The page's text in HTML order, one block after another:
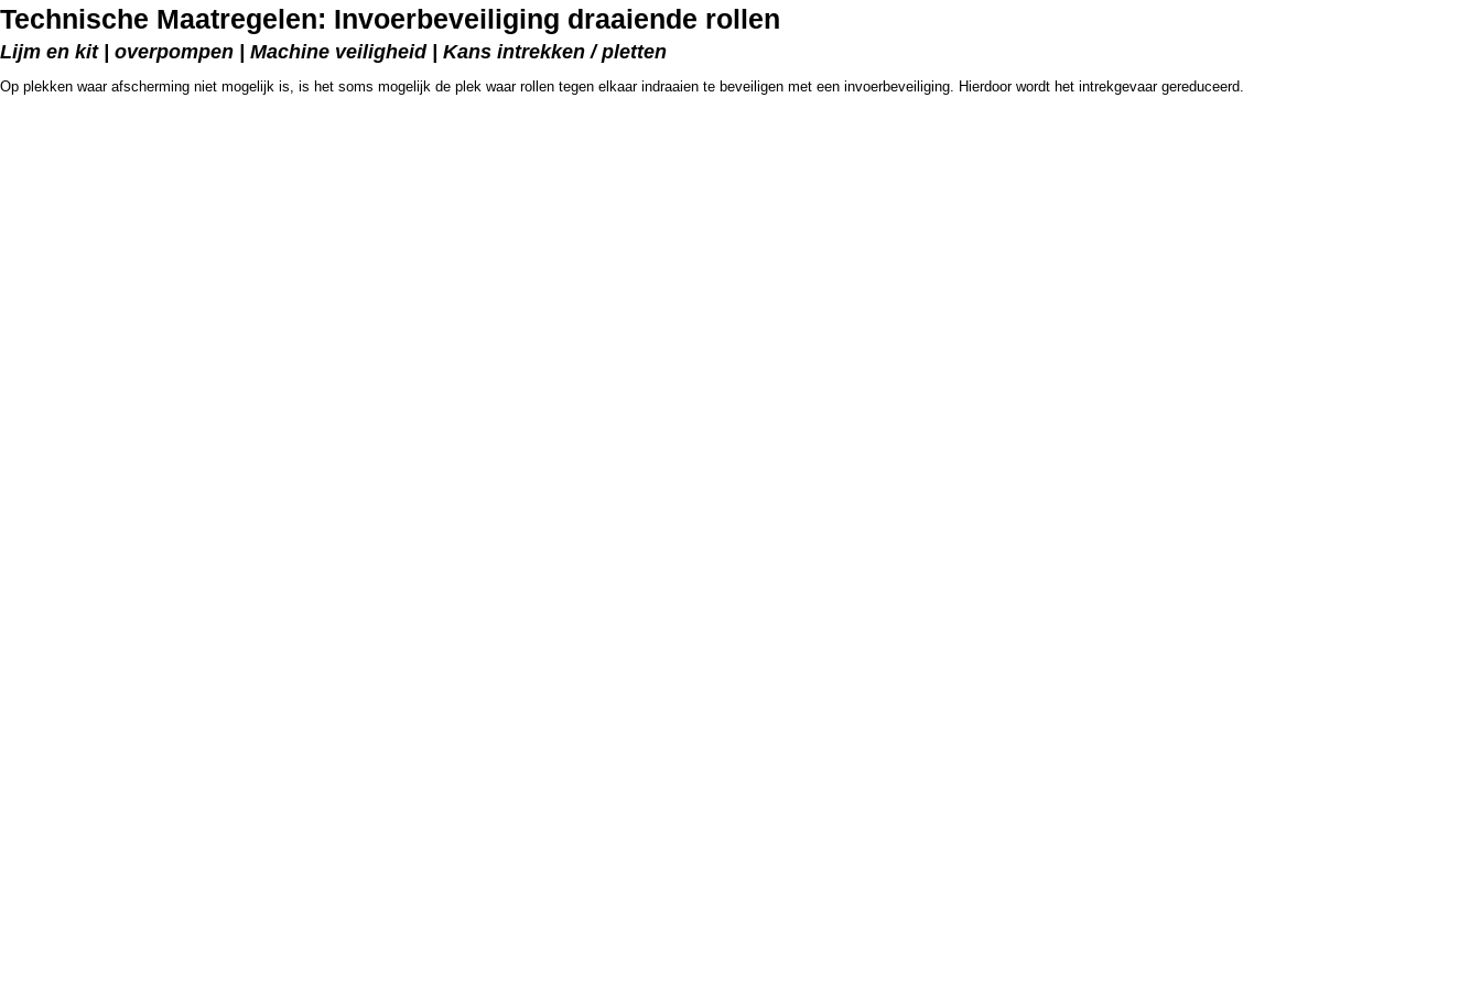
Technische Maatregelen: Invoerbeveiliging draaiende rollen
Lijm en kit | overpompen | Machine veiligheid | Kans intrekken / pletten
Op plekken waar afscherming niet mogelijk is, is het soms mogelijk de plek waar rollen tegen elkaar indraaien te beveiligen met een invoerbeveiliging. Hierdoor wordt het intrekgevaar gereduceerd.